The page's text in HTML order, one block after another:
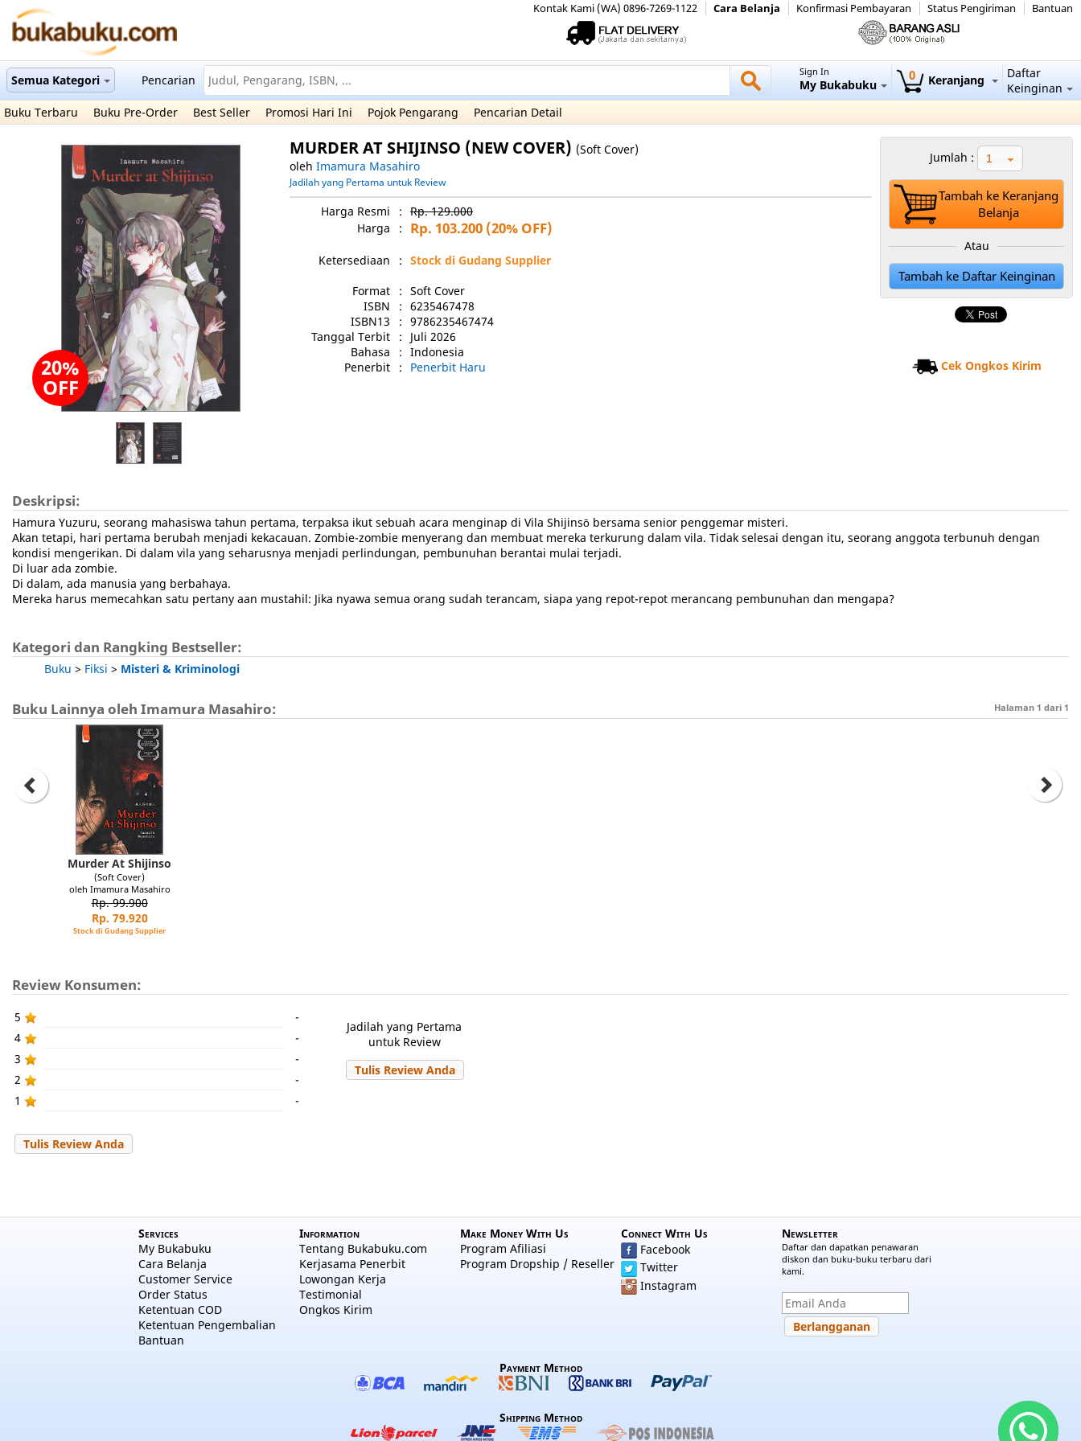
Kontak Kami (WA) 0896-7269-1122 Cara Belanja Konfirmasi Pembayaran Status Pengiriman Bantuan
Semua Kategori
Daftar
Keinginan
Pencarian 0 Keranjang
Sign In
My Bukabuku
Buku Terbaru
Buku Pre-Order Best Seller Promosi Hari Ini Pojok Pengarang Pencarian Detail
20%
OFF
Jumlah : 1
Tambah ke Keranjang
Belanja
Atau
Tambah ke Daftar Keinginan
Cek Ongkos Kirim
MURDER AT SHIJINSO (NEW COVER) (Soft Cover)
oleh Imamura Masahiro
Jadilah yang Pertama untuk Review
Harga Resmi : Rp. 129.000
Harga
: Rp. 103.200 (20% OFF)
Ketersediaan : Stock di Gudang Supplier
Format
: Soft Cover
ISBN
: 6235467478
ISBN13
: 9786235467474
Tanggal Terbit
:
Juli 2026
Bahasa
: Indonesia
Penerbit
: Penerbit Haru
Deskripsi:
Hamura Yuzuru, seorang mahasiswa tahun pertama, terpaksa ikut sebuah acara menginap di Vila Shijinsō bersama senior penggemar misteri.
Akan tetapi, hari pertama berubah menjadi kekacauan. Zombie-zombie menyerang dan membuat mereka terkurung dalam vila. Tidak selesai dengan itu, seorang anggota terbunuh dengan
kondisi mengerikan. Di dalam vila yang seharusnya menjadi perlindungan, pembunuhan berantai mulai terjadi.
Di luar ada zombie.
Di dalam, ada manusia yang berbahaya.
Mereka harus memecahkan satu pertany aan mustahil: Jika nyawa semua orang sudah terancam, siapa yang repot-repot merancang pembunuhan dan mengapa?
Kategori dan Rangking Bestseller:
Buku > Fiksi > Misteri & Kriminologi
Buku Lainnya oleh Imamura Masahiro: Halaman 1 dari 1
Murder At Shijinso
(Soft Cover)
oleh Imamura Masahiro
Rp. 99.900
Rp. 79.920
Stock di Gudang Supplier
Review Konsumen:
5
-
4
-
3
-
2
-
1
-
Jadilah yang Pertama
untuk Review
Tulis Review Anda
Tulis Review Anda
Services
My Bukabuku
Cara Belanja
Customer Service
Order Status
Ketentuan COD
Ketentuan Pengembalian
Bantuan
Information
Tentang Bukabuku.com
Kerjasama Penerbit
Lowongan Kerja
Testimonial
Ongkos Kirim
Make Money With Us
Program Afiliasi
Program Dropship / Reseller
Connect With Us
Facebook
Twitter
Instagram
Newsletter
Daftar dan dapatkan penawaran
diskon dan buku-buku terbaru dari
kami.
Berlangganan
Payment Method
Shipping Method